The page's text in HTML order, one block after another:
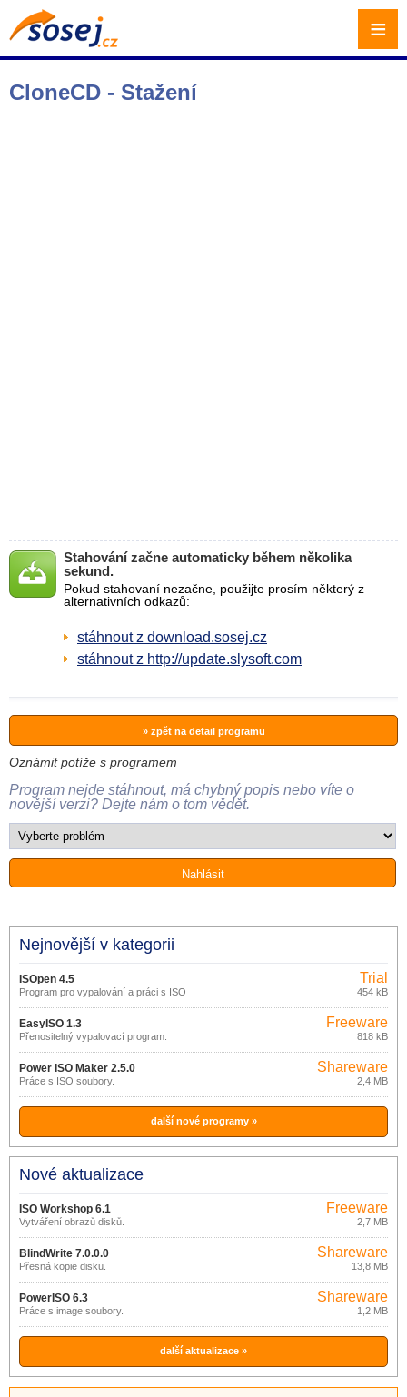
CloneCD - Stažení
Stahování začne automaticky během několika
sekund.
Pokud stahovaní nezačne, použijte prosím některý z
alternativních odkazů:
stáhnout z download.sosej.cz
stáhnout z http://update.slysoft.com
» zpět na detail programu
Oznámit potíže s programem
Program nejde stáhnout, má chybný popis nebo víte o
novější verzi? Dejte nám o tom vědět.
Nejnovější v kategorii
ISOpen 4.5
Program pro vypalování a práci s ISO
Trial
454 kB
EasyISO 1.3
Přenositelný vypalovací program.
Freeware
818 kB
Power ISO Maker 2.5.0
Práce s ISO soubory.
Shareware
2,4 MB
další nové programy »
Nové aktualizace
ISO Workshop 6.1
Vytváření obrazů disků.
Freeware
2,7 MB
BlindWrite 7.0.0.0
Přesná kopie disku.
Shareware
13,8 MB
PowerISO 6.3
Práce s image soubory.
Shareware
1,2 MB
další aktualizace »
≡